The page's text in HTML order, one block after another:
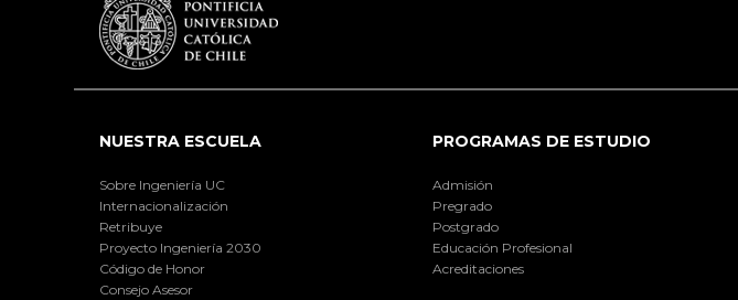
NUESTRA ESCUELA
Sobre Ingeniería UC
Internacionalización
Retribuye
Proyecto Ingeniería 2030
Código de Honor
Consejo Asesor
PROGRAMAS DE ESTUDIO
Admisión
Pregrado
Postgrado
Educación Profesional
Acreditaciones